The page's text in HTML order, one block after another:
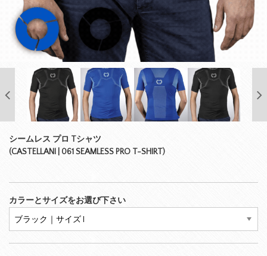
シームレス プロ Tシャツ
(CASTELLANI | 061 SEAMLESS PRO T-SHIRT)
カラーとサイズをお選び下さい